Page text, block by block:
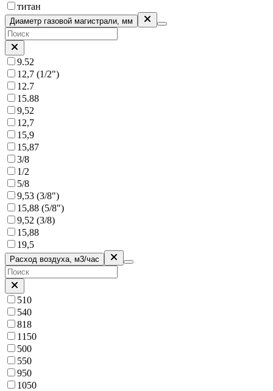
титан
Диаметр газовой магистрали, мм
9.52
12,7 (1/2")
12.7
15.88
9,52
12,7
15,9
15,87
3/8
1/2
5/8
9,53 (3/8")
15,88 (5/8")
9,52 (3/8)
15,88
19,5
Расход воздуха, м3/час
510
540
818
1150
500
550
950
1050